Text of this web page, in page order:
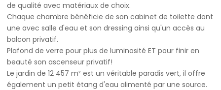
de qualité avec matériaux de choix.
Chaque chambre bénéficie de son cabinet de toilette dont
une avec salle d'eau et son dressing ainsi qu'un accès au
balcon privatif.
Plafond de verre pour plus de luminosité ET pour finir en
beauté son ascenseur privatif!
Le jardin de 12 457 m² est un véritable paradis vert, il offre
également un petit étang d'eau alimenté par une source.